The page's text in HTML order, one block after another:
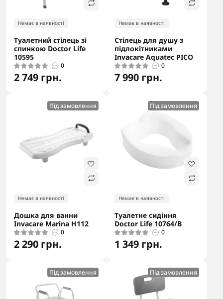
Немає в наявності
Туалетний стілець зі
спинкою Doctor Life
10595
0
2 749 грн.
Немає в наявності
Стілець для душу з
підлокітниками
Invacare Aquatec PICO
0
7 990 грн.
Під замовлення
Немає в наявності
Дошка для ванни
Invacare Marina H112
0
2 290 грн.
Під замовлення
Немає в наявності
Туалетне сидіння
Doctor Life 10764/B
0
1 349 грн.
Під замовлення Під замовлення